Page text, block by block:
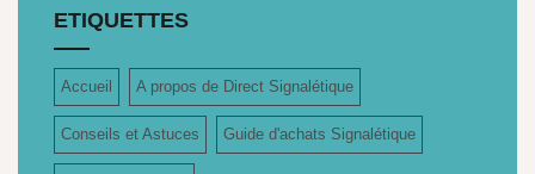
ETIQUETTES
Accueil A propos de Direct Signalétique
Conseils et Astuces Guide d'achats Signalétique